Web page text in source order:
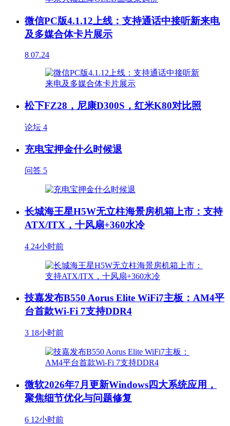
微信PC版4.1.12上线：支持通话中接听新来电
及多媒合体卡片展示
8 07.24
松下FZ28，尼康D300S，红米K80对比照
论坛 4
充电宝押金什么时候退
问答 5
长城海王星H5W无立柱海景房机箱上市：支持
ATX/ITX，十风扇+360水冷
4 24小时前
技嘉发布B550 Aorus Elite WiFi7主板：AM4平
台首款Wi-Fi 7支持DDR4
3 18小时前
微软2026年7月更新Windows四大系统应用，
聚焦细节优化与问题修复
6 12小时前